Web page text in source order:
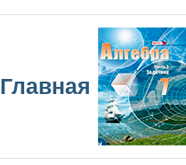
Главная